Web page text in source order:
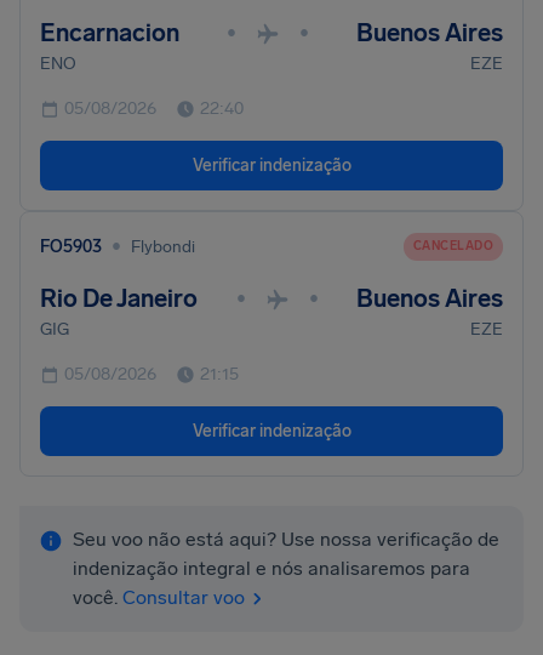
Encarnacion • • Buenos Aires
ENO EZE
05/08/2026 22:40
Verificar indenização
FO5903 • Flybondi CANCELADO
Rio De Janeiro • • Buenos Aires
GIG EZE
05/08/2026 21:15
Verificar indenização
Seu voo não está aqui? Use nossa verificação de
indenização integral e nós analisaremos para
você. Consultar voo